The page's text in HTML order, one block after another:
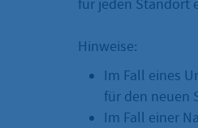
für jeden Standort
Hinweise:
Im Fall eines
für den neuen
Im Fall einer